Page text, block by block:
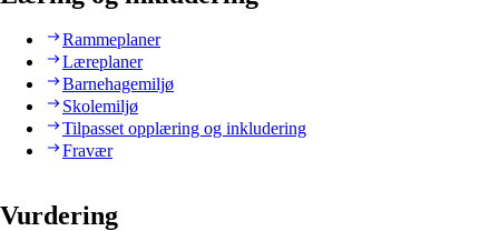
Rammeplaner
Læreplaner
Barnehagemiljø
Skolemiljø
Tilpasset opplæring og inkludering
Fravær
Vurdering